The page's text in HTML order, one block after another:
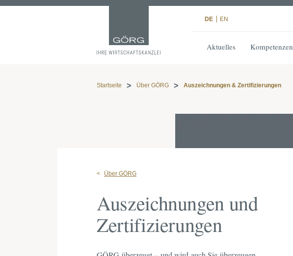
DE EN
Aktuelles Kompetenzen
Startseite Über GÖRG Auszeichnungen & Zertifizierungen
Über GÖRG
Auszeichnungen und
Zertifizierungen